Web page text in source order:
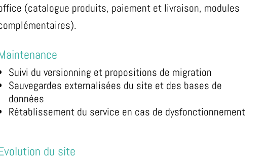
(catalogue produits, paiement et livraison, modules
Suivi du versionning et propositions de migration
Sauvegardes externalisées du site et des bases de
données
Rétablissement du service en cas de dysfonctionnement
du site